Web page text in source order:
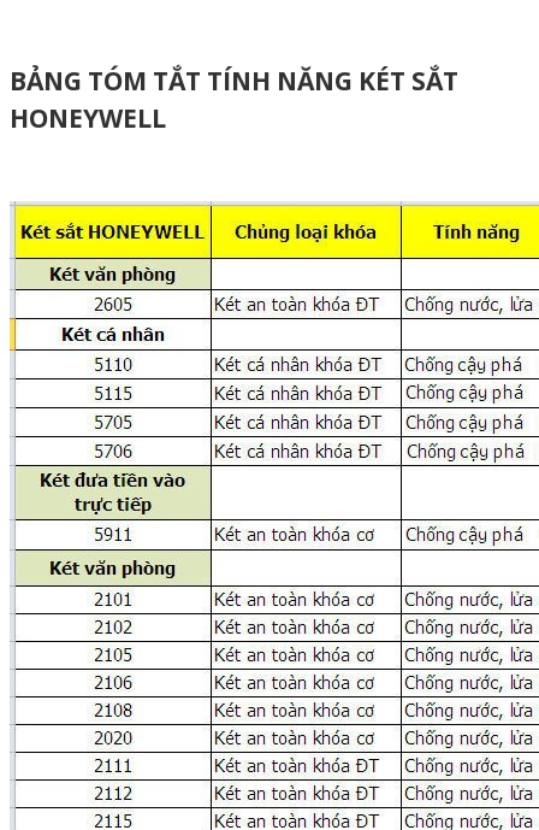
BẢNG TÓM TẮT TÍNH NĂNG KÉT SẮT
HONEYWELL